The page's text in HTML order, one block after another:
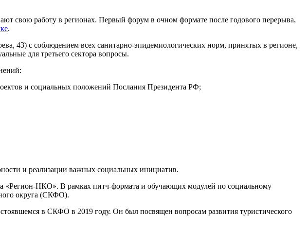
работу в регионах. Первый форум в очном формате после годового перерыва,
.
43) с соблюдением всех санитарно-эпидемиологических норм, принятых в регионе,
для третьего сектора вопросы.
и социальных положений Послания Президента РФ;
и реализации важных социальных инициатив.
«Регион-НКО». В рамках питч-формата и обучающих модулей по социальному
округа (СКФО).
в СКФО в 2019 году. Он был посвящен вопросам развития туристического